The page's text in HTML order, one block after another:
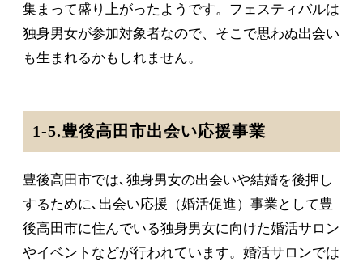
集まって盛り上がったようです。フェスティバルは
独身男女が参加対象者なので、そこで思わぬ出会い
も生まれるかもしれません。
1-5.豊後高田市出会い応援事業
豊後高田市では､独身男女の出会いや結婚を後押し
するために､出会い応援（婚活促進）事業として豊
後高田市に住んでいる独身男女に向けた婚活サロン
やイベントなどが行われています。婚活サロンでは